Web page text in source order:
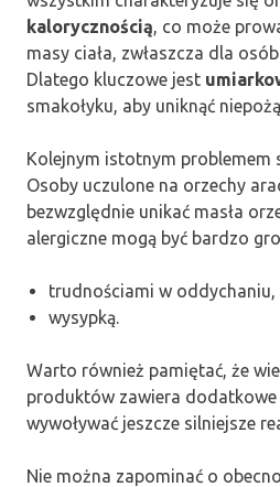
kalorycznością, co może
masy ciała, zwłaszcza dla
Dlatego kluczowe jest
smakołyku, aby uniknąć
Kolejnym istotnym problemem
Osoby uczulone na orzechy
bezwzględnie unikać masła
alergiczne mogą być bardzo
trudnościami w oddychaniu,
wysypką.
Warto również pamiętać, że
produktów zawiera dodatkowe
wywoływać jeszcze silniejsze
Nie można zapominać o